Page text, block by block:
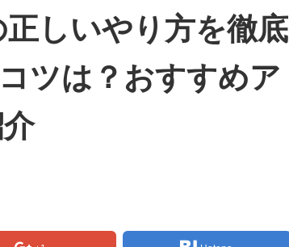
しいやり方を徹底
ツは？おすすめア